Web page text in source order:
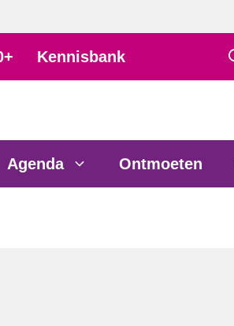
Kennisbank
Agenda Ontmoeten